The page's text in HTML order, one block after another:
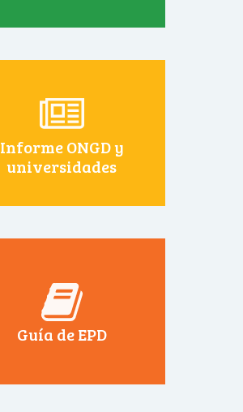
Informe ONGD y
universidades
Guía de EPD